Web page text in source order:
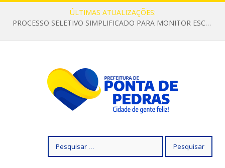
ÚLTIMAS ATUALIZAÇÕES:
PROCESSO SELETIVO SIMPLIFICADO PARA MONITOR ESCOLAR
por: